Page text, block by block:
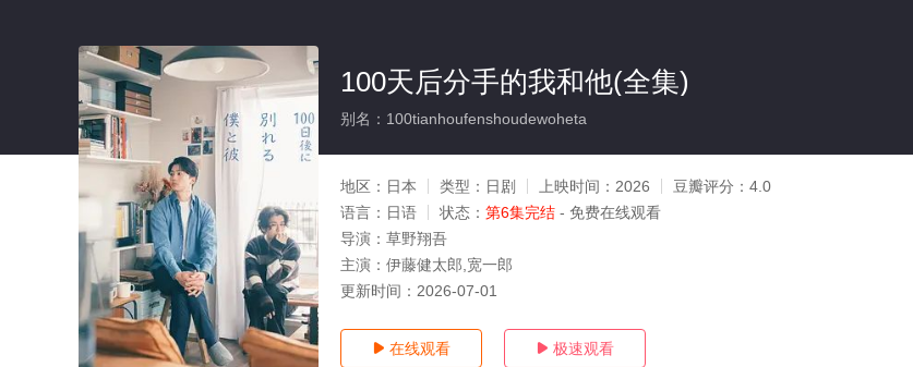
100天后分手的我和他(全集)
别名：100tianhoufenshoudewoheta
地区： 日本 类型： 日剧 上映时间： 2026 豆瓣评分： 4.0
语言： 日语 状态： 第6集完结 - 免费在线观看
导演： 草野翔吾
主演： 伊藤健太郎,宽一郎
更新时间： 2026-07-01
 在线观看  极速观看